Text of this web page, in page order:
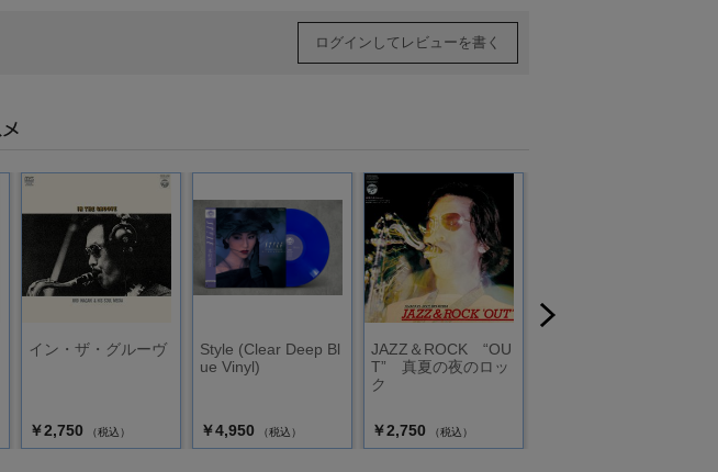
ログインしてレビューを書く
イン・ザ・グルーヴ
￥2,750 （税込）
Style (Clear Deep Bl
ue Vinyl)
￥4,950 （税込）
JAZZ＆ROCK “OU
T” 真夏の夜のロッ
ク
￥2,750 （税込）